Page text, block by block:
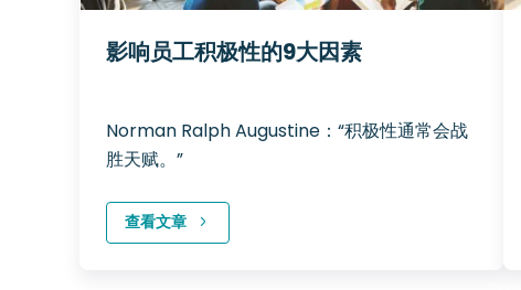
影响员工积极性的9大因素
Norman Ralph Augustine：“积极性通常会战
胜天赋。”
查看文章